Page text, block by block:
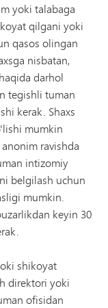
yoki talabaga
qilgani yoki
qasos olingan
nisbatan,
darhol
tegishli tuman
kerak. Shaxs
mumkin
ravishda
intizomiy
belgilash uchun
mumkin.
keyin 30
shikoyat
direktori yoki
ofisidan